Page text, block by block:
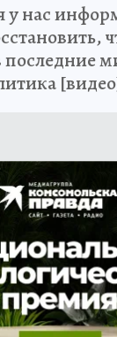
нас
последние